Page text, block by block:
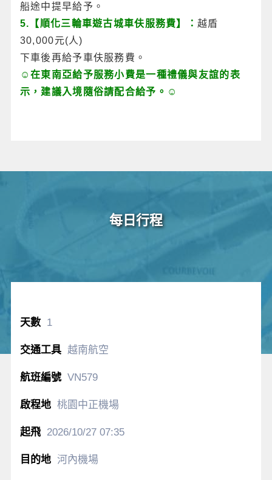
船途中提早給予。
5.【順化三輪車遊古城車伕服務費】： 越盾
30,000元(人)
下車後再給予車伕服務費。
☺在東南亞給予服務小費是一種禮儀與友誼的表
示，建議入境隨俗請配合給予。☺
每日行程
1
越南航空
VN579
桃園中正機場
2026/10/2707:35
河內機場